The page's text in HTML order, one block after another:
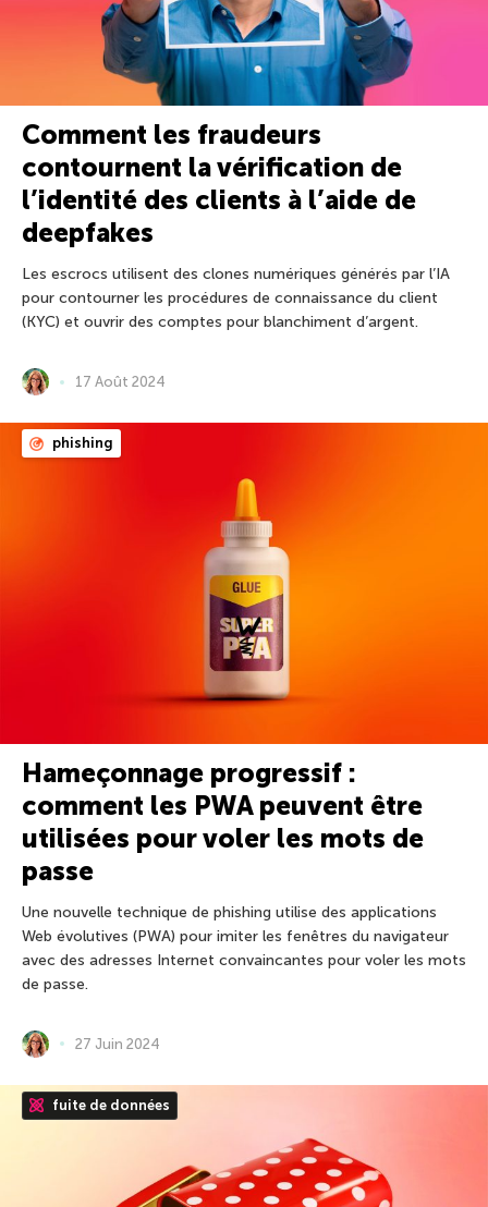
Comment les fraudeurs
contournent la vérification de
l’identité des clients à l’aide de
deepfakes
Les escrocs utilisent des clones numériques générés par l’IA
pour contourner les procédures de connaissance du client
(KYC) et ouvrir des comptes pour blanchiment d’argent.
17 Août 2024
phishing
Hameçonnage progressif :
comment les PWA peuvent être
utilisées pour voler les mots de
passe
Une nouvelle technique de phishing utilise des applications
Web évolutives (PWA) pour imiter les fenêtres du navigateur
avec des adresses Internet convaincantes pour voler les mots
de passe.
27 Juin 2024
fuite de données